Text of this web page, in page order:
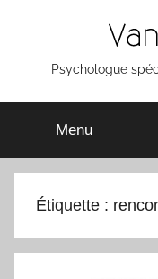
contenu
Vanessa
Lalo
Psychologue
Menu
Étiquette :